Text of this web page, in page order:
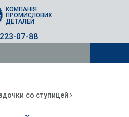
07-88
КОМПАНІЯ
ПРОМИСЛОВИХ
ДЕТАЛЕЙ
со ступицей ›